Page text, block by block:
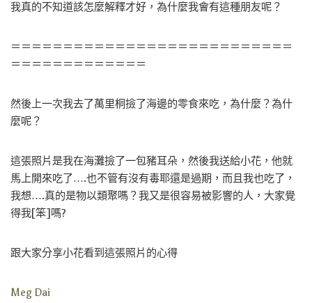
我真的不知道該怎麼解釋才好，為什麼我會有這種朋友呢？
＝＝＝＝＝＝＝＝＝＝＝＝＝＝＝＝＝＝＝＝＝＝＝＝＝＝＝
＝＝＝＝＝＝＝＝＝＝＝＝＝
然後上一次我去了萬里桐撿了海邊的零食來吃，為什麼？為什
麼呢？
這張照片是我在海灘撿了一包豬耳朵，然後我送給小花，他就
馬上開來吃了….也不管有沒有毒耶還是過期，而且我也吃了，
我想….真的是物以類聚嗎？我又是很容易被影響的人，大家覺
得我[笨]嗎?
跟大家分享小花看到這張照片的心得
Meg Dai